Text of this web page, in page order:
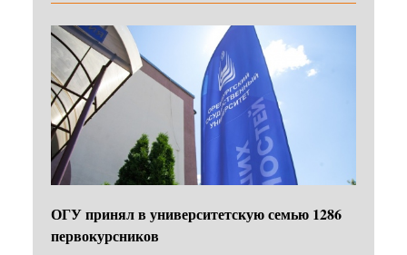
ОГУ принял в университетскую семью 1286
первокурсников